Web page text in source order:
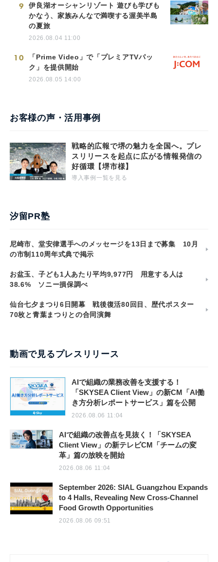
9
伊良湖オーシャンリゾート 遊びも学びも
かなう、家族みんなで満喫する渥美半島
の夏旅
2026.08.04 11:00
10
「Prime Video」で「プレミアTVパッ
ク」を提供開始
2026.08.05 14:00
お客様の声・活用事例
戦略的広報で堺の魅力を全国へ。プレ
スリリースを起点に広がる情報発信の
好循環【堺市様】
導入事例一覧を見る
汐留PR塾
尼崎市、堂安律選手へのメッセージを13日まで募集 10月
の市制110周年式典で掲示
お盆玉、子ども1人あたり平均9,977円 用意する人は
38.6% ソニー損保調べ
仙台七夕まつり6日開幕 戦後復活80回目、歴代ポスター
70枚と青葉まつりとの合同演舞
動画で見るプレスリリース
AIで組織の業務改善を支援する！
「SKYSEA Client View」の新CM「AI働
き方分析レポートサービス」篇を公開
2026.08.06 11:04
AIで組織の改善点を見抜く！「SKYSEA
Client View」の新テレビCM「チームの変
革」篇の放映を開始
2026.08.06 11:04
September 2026: SIAL Guangzhou Expands
to 4 Halls, Revealing New Cross-Channel
Food Growth Opportunities
2026.08.06 09:51